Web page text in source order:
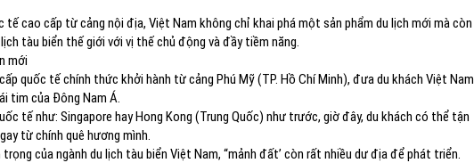
tế cao cấp từ cảng nội địa, Việt Nam không chỉ khai phá một sản phẩm du lịch mới mà còn
tàu biển thế giới với vị thế chủ động và đầy tiềm năng.
mới
quốc tế chính thức khởi hành từ cảng Phú Mỹ (TP. Hồ Chí Minh), đưa du khách Việt Nam
tim của Đông Nam Á.
tế như: Singapore hay Hong Kong (Trung Quốc) như trước, giờ đây, du khách có thể tận
từ chính quê hương mình.
của ngành du lịch tàu biển Việt Nam, “mảnh đất’ còn rất nhiều dư địa để phát triển.